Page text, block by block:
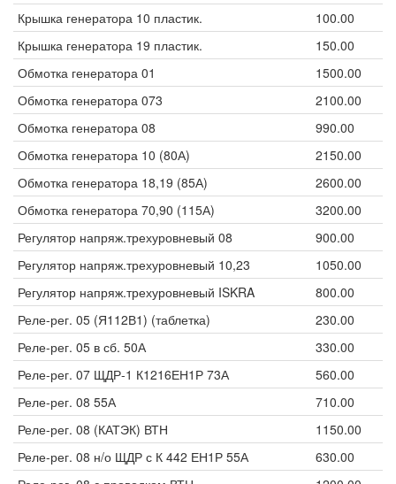
Крышка генератора 10 пластик.
100.00
Крышка генератора 19 пластик.
150.00
Обмотка генератора 01
1500.00
Обмотка генератора 073
2100.00
Обмотка генератора 08
990.00
Обмотка генератора 10 (80А)
2150.00
Обмотка генератора 18,19 (85А)
2600.00
Обмотка генератора 70,90 (115А)
3200.00
Регулятор напряж.трехуровневый 08
900.00
Регулятор напряж.трехуровневый 10,23
1050.00
Регулятор напряж.трехуровневый ISKRA
800.00
Реле-рег. 05 (Я112В1) (таблетка)
230.00
Реле-рег. 05 в сб. 50А
330.00
Реле-рег. 07 ЩДР-1 К1216ЕН1Р 73А
560.00
Реле-рег. 08 55А
710.00
Реле-рег. 08 (КАТЭК) ВТН
1150.00
Реле-рег. 08 н/о ЩДР с К 442 ЕН1Р 55А
630.00